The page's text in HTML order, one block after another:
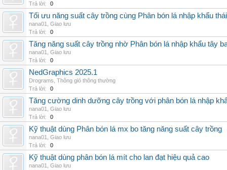
Trả lời:
0
Tối ưu năng suất cây trồng cùng Phân bón lá nhập khẩu
nana01
Giao lưu
Trả lời:
0
Tăng năng suất cây trồng nhờ Phân bón lá nhập khẩu tây
nana01
Giao lưu
Trả lời:
0
NedGraphics 2025.1
Drograms Thông gió thông thường
Trả lời:
0
Tăng cường dinh dưỡng cây trồng với phân bón lá nhập
nana01
Giao lưu
Trả lời:
0
Kỹ thuật dùng Phân bón lá mx bo tăng năng suất cây trồng
nana01
Giao lưu
Trả lời:
0
Kỹ thuật dùng phân bón lá mít cho lan đạt hiệu quả cao
nana01
Giao lưu